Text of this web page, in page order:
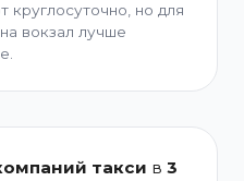
круглосуточно, но для
вокзал лучше
такси в 3